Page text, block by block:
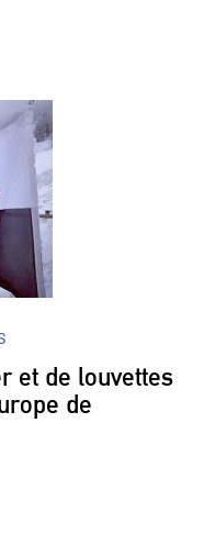
et de louvettes
de